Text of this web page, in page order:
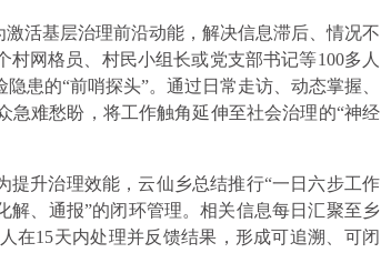
活基层治理前沿动能，解决信息滞后、情况不
网格员、村民小组长或党支部书记等100多人
患的“前哨探头”。通过日常走访、动态掌握、
急难愁盼，将工作触角延伸至社会治理的“神经
提升治理效能，云仙乡总结推行“一日六步工作
解、通报”的闭环管理。相关信息每日汇聚至乡
在15天内处理并反馈结果，形成可追溯、可闭